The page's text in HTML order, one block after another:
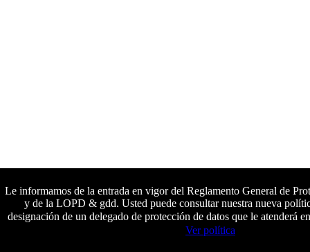
Colaboradores principales
Le informamos de la entrada en vigor del Reglamento General de
y de la LOPD & gdd. Usted puede consultar nuestra nueva
designación de un delegado de protección de datos que le atenderá
Ver política